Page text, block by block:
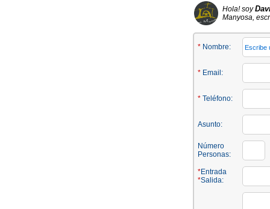
Hola! soy
Manyosa,
* Nombre:
* Email:
* Teléfono:
Asunto:
Número
Personas:
*Entrada
*Salida: